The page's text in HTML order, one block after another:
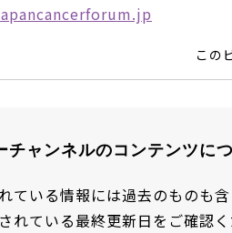
この
チャンネルのコンテンツに
ている情報には過去のものも
れている最終更新日をご確認く